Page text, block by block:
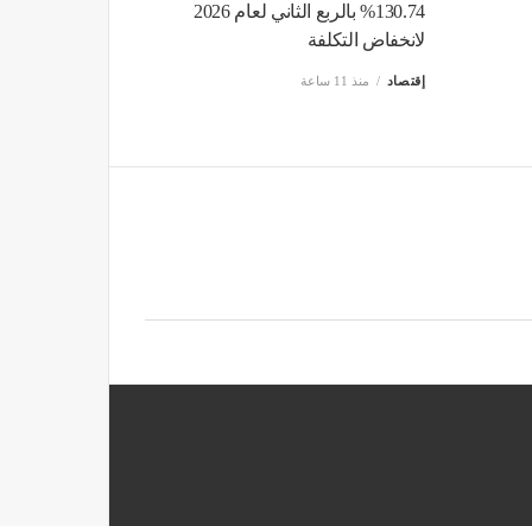
130.74% بالربع الثاني لعام 2026
لانخفاض التكلفة
إقتصاد منذ 11 ساعة